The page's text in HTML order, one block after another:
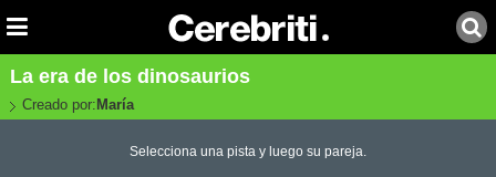
La era de los dinosaurios
Creado por: María
Selecciona una pista y luego su pareja.